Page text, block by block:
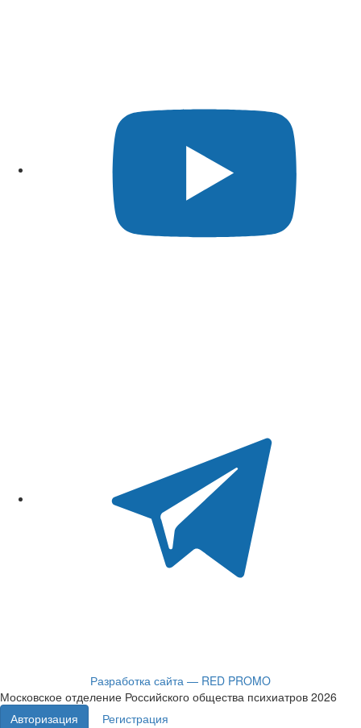
Разработка сайта — RED PROMO
Московское отделение Российского общества психиатров 2026
Авторизация
Регистрация